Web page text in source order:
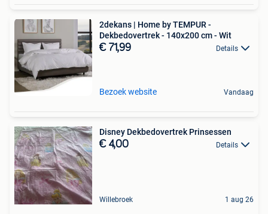
2dekans | Home by TEMPUR -
Dekbedovertrek - 140x200 cm - Wit
€ 71,99 Details
Bezoek website Vandaag
Disney Dekbedovertrek Prinsessen
€ 4,00 Details
Willebroek 1 aug 26